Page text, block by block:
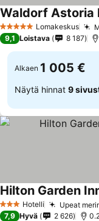
5 TähtiluokitusLomakeskus
Waldorf Astoria
9,1 Loistava 8 187
Alkaen 1 005 €
Näytä hinnat 9
3 Tähtiluokitus
Hotelli Upeat
Hilton Garden
7,9 Hyvä 2 626